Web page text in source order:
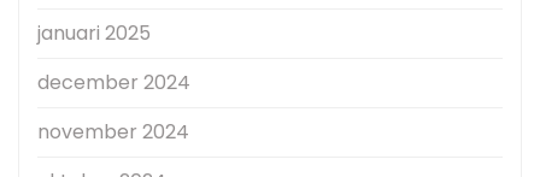
januari 2025
december 2024
november 2024